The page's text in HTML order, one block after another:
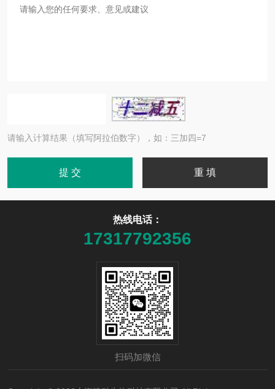
请输入计算结果（填写阿拉伯数字），如：三加四=7
热线电话：
17317792356
扫码加微信